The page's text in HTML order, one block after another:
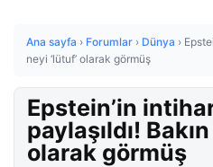
Ana sayfa › Forumlar › Dünya ›
neyi ‘lütuf’ olarak görmüş
Epstein’in
paylaşıldı!
olarak görmüş